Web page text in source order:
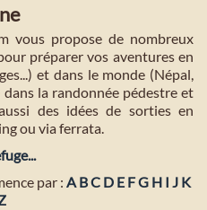
vous propose de nombreux
préparer vos aventures en
et dans le monde (Népal,
dans la randonnée pédestre et
des idées de sorties en
ou via ferrata.
par : A BC D E FG H I J K